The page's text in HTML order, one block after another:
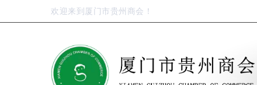
欢迎来到厦门市贵州商会！